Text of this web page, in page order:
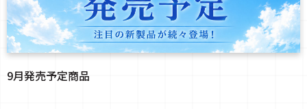
9月発売予定商品